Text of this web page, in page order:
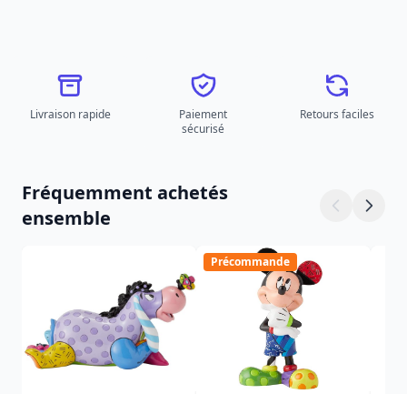
Livraison rapide
Paiement
sécurisé
Retours faciles
Fréquemment achetés
ensemble
Précommande